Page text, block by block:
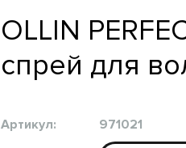
OLLIN
спрей для
Артикул: 971021